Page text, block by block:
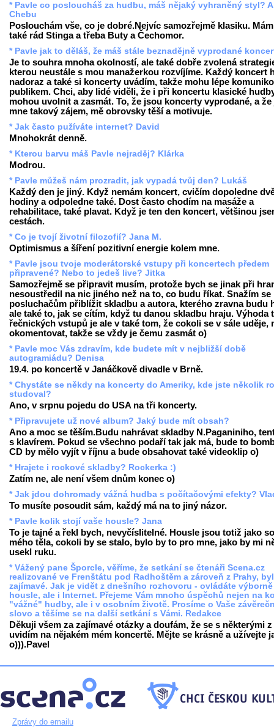
* Pavle co posloucháš za hudbu, máš nějaký vyhraněný styl?
Chebu
Poslouchám vše, co je dobré.Nejvíc samozřejmě klasiku.
také rád Stinga a třeba Buty a Čechomor.
* Pavle jak to děláš, že máš stále beznadějně vyprodané
Je to souhra mnoha okolností, ale také dobře zvolená
kterou neustále s mou manažerkou rozvíjíme. Každý koncert
nadoraz a také si koncerty uvádím, takže mohu lépe
publikem. Chci, aby lidé viděli, že i při koncertu klasické
mohou uvolnit a zasmát. To, že jsou koncerty vyprodané, a že
mne takový zájem, mě obrovsky těší a motivuje.
* Jak často pužíváte internet? David
Mnohokrát denně.
* Kterou barvu máš Pavle nejraděj? Klárka
Modrou.
* Pavle můžeš nám prozradit, jak vypadá tvůj den? Lukáš
Každý den je jiný. Když nemám koncert, cvičím dopoledne
hodiny a odpoledne také. Dost často chodím na masáže a
rehabilitace, také plavat. Když je ten den koncert, většinou
cestách.
* Co je tvojí životní filozofií? Jana M.
Optimismus a šíření pozitivní energie kolem mne.
* Pavle jsou tvoje moderátorské vstupy při koncertech předem
připravené? Nebo to jedeš live? Jitka
Samozřejmě se připravit musím, protože bych se jinak při
nesoustředil na nic jiného než na to, co budu říkat. Snažím se
posluchačům přiblížit skladbu a autora, kterého zravna budu
ale také to, jak se cítím, když tu danou skladbu hraju. Výhoda
řečnických vstupů je ale v také tom, že cokoli se v sále uděje,
okomentovat, takže se vždy je čemu zasmát o)
* Pavle moc Vás zdravím, kde budete mít v nejbližší době
autogramiádu? Denisa
19.4. po koncertě v Janáčkově divadle v Brně.
* Chystáte se někdy na koncerty do Ameriky, kde jste několik
studoval?
Ano, v srpnu pojedu do USA na tři koncerty.
* Připravujete už nové album? Jaký bude mít obsah?
Ano a moc se těším.Budu nahrávat skladby N.Paganiniho,
s klavírem. Pokud se všechno podaří tak jak má, bude to
CD by mělo vyjít v říjnu a bude obsahovat také videoklip o)
* Hrajete i rockové skladby? Rockerka :)
Zatím ne, ale není všem dnům konec o)
* Jak jdou dohromady vážná hudba s počítačovými efekty?
To musíte posoudit sám, každý má na to jiný názor.
* Pavle kolik stojí vaše housle? Jana
To je tajné a řekl bych, nevyčíslitelné. Housle jsou totiž jako
mého těla, cokoli by se stalo, bylo by to pro mne, jako by mi
usekl ruku.
* Vážený pane Šporcle, věříme, že setkání se čtenáři Scena.cz
realizované ve Frenštátu pod Radhoštěm a zároveň z Prahy,
zajímavé. Jak je vidět z dnešního rozhovoru - ovládáte
housle, ale i Internet. Přejeme Vám mnoho úspěchů nejen na
"vážné" hudby, ale i v osobním životě. Prosíme o Vaše
slovo a těšíme se na další setkání s Vámi. Redakce
Děkuji všem za zajímavé otázky a doufám, že se s některými z
uvidím na nějakém mém koncertě. Mějte se krásně a užívejte
o))).Pavel
Zprávy do emailu